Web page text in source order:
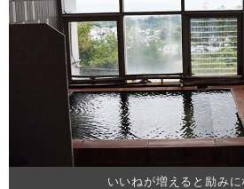
いいねが増えると励みに